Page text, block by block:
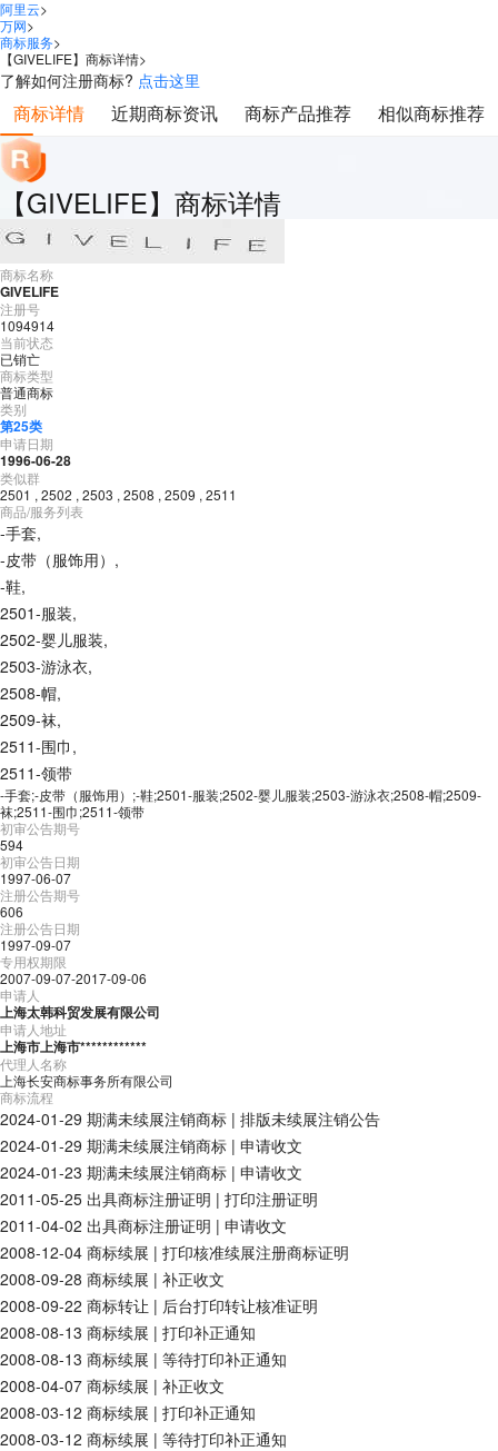
阿里云>
万网>
商标服务>
【GIVELIFE】商标详情>
了解如何注册商标? 点击这里
商标详情 近期商标资讯 商标产品推荐 相似商标推荐
【GIVELIFE】商标详情
商标名称
GIVELIFE
注册号
1094914
当前状态
已销亡
商标类型
普通商标
类别
第25类
申请日期
1996-06-28
类似群
2501 , 2502 , 2503 , 2508 , 2509 , 2511
商品/服务列表
-手套,
-皮带（服饰用） ,
-鞋,
2501-服装,
2502-婴儿服装,
2503-游泳衣,
2508-帽,
2509-袜,
2511-围巾 ,
2511-领带
-手套;-皮带（服饰用）;-鞋;2501-服装;2502-婴儿服装;2503-游泳衣;2508-帽;2509-
袜;2511-围巾;2511-领带
初审公告期号
594
初审公告日期
1997-06-07
注册公告期号
606
注册公告日期
1997-09-07
专用权期限
2007-09-07-2017-09-06
申请人
上海太韩科贸发展有限公司
申请人地址
上海市上海市************
代理人名称
上海长安商标事务所有限公司
商标流程
2024-01-29 期满未续展注销商标 | 排版未续展注销公告
2024-01-29 期满未续展注销商标 | 申请收文
2024-01-23 期满未续展注销商标 | 申请收文
2011-05-25 出具商标注册证明 | 打印注册证明
2011-04-02 出具商标注册证明 | 申请收文
2008-12-04 商标续展 | 打印核准续展注册商标证明
2008-09-28 商标续展 | 补正收文
2008-09-22 商标转让 | 后台打印转让核准证明
2008-08-13 商标续展 | 打印补正通知
2008-08-13 商标续展 | 等待打印补正通知
2008-04-07 商标续展 | 补正收文
2008-03-12 商标续展 | 打印补正通知
2008-03-12 商标续展 | 等待打印补正通知